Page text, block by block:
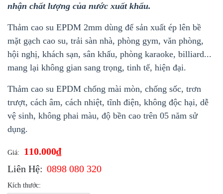
nhận chất lượng của nước xuất khẩu.
Thảm cao su EPDM 2mm dùng để sản xuất ép lên bề
mặt gạch cao su, trải sàn nhà, phòng gym, văn phòng,
hội nghị, khách sạn, sân khấu, phòng karaoke, billiard...
mang lại không gian sang trọng, tinh tế, hiện đại.
Thảm cao su EPDM chống mài mòn, chống sốc, trơn
trượt, cách âm, cách nhiệt, tĩnh điện, không độc hại, dễ
vệ sinh, không phai màu, độ bền cao trên 05 năm sử
dụng.
Giá:
110.000₫
Liên Hệ: 0898 080 320
Kích thước: